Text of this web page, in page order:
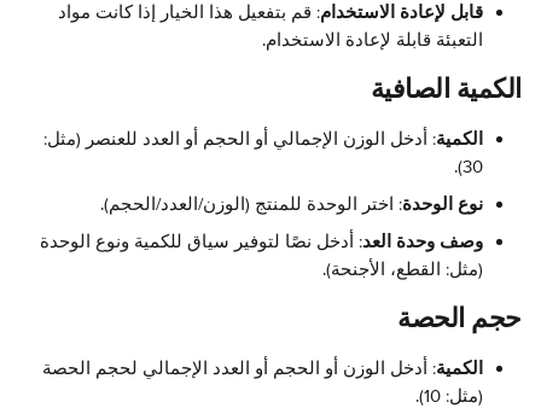
قابل لإعادة الاستخدام: قم بتفعيل هذا الخيار إذا كانت مواد
التعبئة قابلة لإعادة الاستخدام.
الكمية الصافية
الكمية: أدخل الوزن الإجمالي أو الحجم أو العدد للعنصر (مثل:
30).
نوع الوحدة: اختر الوحدة للمنتج (الوزن/العدد/الحجم).
وصف وحدة العد: أدخل نصًا لتوفير سياق للكمية ونوع الوحدة
(مثل: القطع، الأجنحة).
حجم الحصة
الكمية: أدخل الوزن أو الحجم أو العدد الإجمالي لحجم الحصة
(مثل: 10).